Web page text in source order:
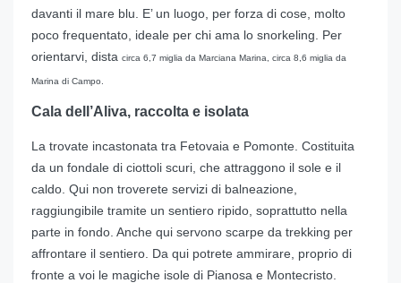
davanti il mare blu. E’ un luogo, per forza di cose, molto
poco frequentato, ideale per chi ama lo snorkeling. Per
orientarvi, dista circa 6,7 miglia da Marciana Marina, circa 8,6 miglia da
Marina di Campo.
Cala dell’Aliva, raccolta e isolata
La trovate incastonata tra Fetovaia e Pomonte. Costituita
da un fondale di ciottoli scuri, che attraggono il sole e il
caldo. Qui non troverete servizi di balneazione,
raggiungibile tramite un sentiero ripido, soprattutto nella
parte in fondo. Anche qui servono scarpe da trekking per
affrontare il sentiero. Da qui potrete ammirare, proprio di
fronte a voi le magiche isole di Pianosa e Montecristo.